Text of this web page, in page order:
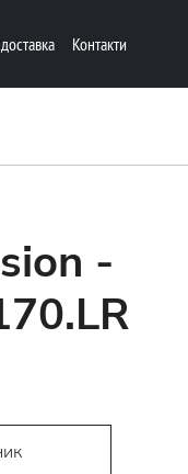
Контакти
-